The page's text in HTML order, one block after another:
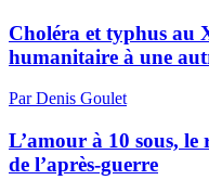
Choléra et typhus au
humanitaire à une
Par Denis Goulet
L’amour à 10 sous,
de l’après-guerre